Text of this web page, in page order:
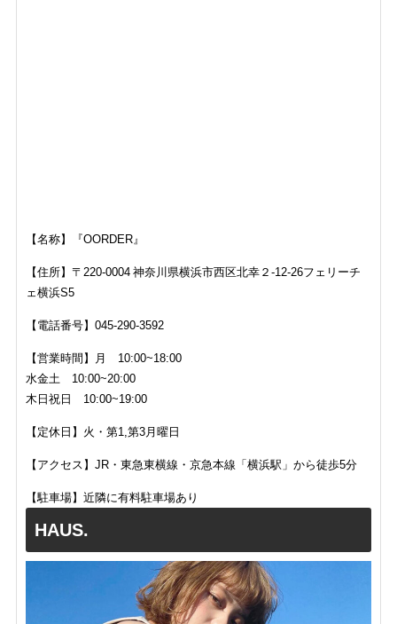
【名称】『OORDER』
【住所】 〒220-0004 神奈川県横浜市西区北幸２-12-26フェリーチ
ェ横浜S5
【電話番号】 045-290-3592
【営業時間】月 10:00~18:00
水金土 10:00~20:00
木日祝日 10:00~19:00
【定休日】火・第1,第3月曜日
【アクセス】JR・東急東横線・京急本線「横浜駅」から徒歩5分
【駐車場】近隣に有料駐車場あり
HAUS.